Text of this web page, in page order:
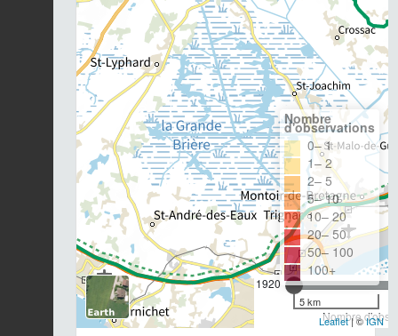
1920
Nombre
Nombre
d'observations
0– 1
1– 2
2– 5
5– 10
10– 20
20– 50
50– 100
100+
5 km
Leaflet| ©IGN